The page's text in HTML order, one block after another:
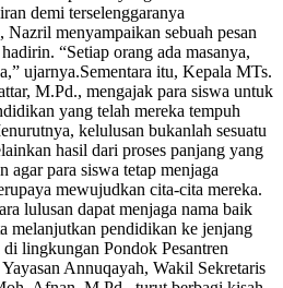
demi terselenggaranya
Nazril menyampaikan sebuah pesan
“Setiap orang ada masanya,
ujarnya.Sementara itu, Kepala MTs.
M.Pd., mengajak para siswa untuk
yang telah mereka tempuh
kelulusan bukanlah sesuatu
hasil dari proses panjang yang
agar para siswa tetap menjaga
mewujudkan cita-cita mereka.
lulusan dapat menjaga nama baik
melanjutkan pendidikan ke jenjang
lingkungan Pondok Pesantren
Annuqayah, Wakil Sekretaris